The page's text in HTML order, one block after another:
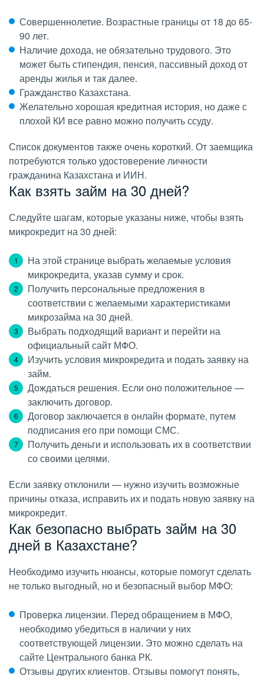
Совершеннолетие. Возрастные границы от 18 до 65-
90 лет.
Наличие дохода, не обязательно трудового. Это
может быть стипендия, пенсия, пассивный доход от
аренды жилья и так далее.
Гражданство Казахстана.
Желательно хорошая кредитная история, но даже с
плохой КИ все равно можно получить ссуду.
Список документов также очень короткий. От заемщика
потребуются только удостоверение личности
гражданина Казахстана и ИИН.
Как взять займ на 30 дней?
Следуйте шагам, которые указаны ниже, чтобы взять
микрокредит на 30 дней:
На этой странице выбрать желаемые условия
микрокредита, указав сумму и срок.
Получить персональные предложения в
соответствии с желаемыми характеристиками
микрозайма на 30 дней.
Выбрать подходящий вариант и перейти на
официальный сайт МФО.
Изучить условия микрокредита и подать заявку на
займ.
Дождаться решения. Если оно положительное —
заключить договор.
Договор заключается в онлайн формате, путем
подписания его при помощи СМС.
Получить деньги и использовать их в соответствии
со своими целями.
Если заявку отклонили — нужно изучить возможные
причины отказа, исправить их и подать новую заявку на
микрокредит.
Как безопасно выбрать займ на 30
дней в Казахстане?
Необходимо изучить нюансы, которые помогут сделать
не только выгодный, но и безопасный выбор МФО:
Проверка лицензии. Перед обращением в МФО,
необходимо убедиться в наличии у них
соответствующей лицензии. Это можно сделать на
сайте Центрального банка РК.
Отзывы других клиентов. Отзывы помогут понять,